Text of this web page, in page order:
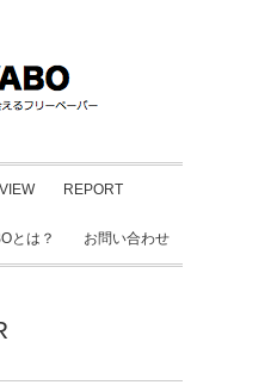
REPORT
とは？ お問い合わせ